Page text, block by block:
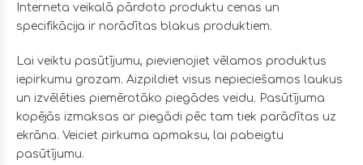
Interneta veikalā pārdoto produktu cenas un
specifikācija ir norādītas blakus produktiem.
Lai veiktu pasūtījumu, pievienojiet vēlamos produktus
iepirkumu grozam. Aizpildiet visus nepieciešamos laukus
un izvēlēties piemērotāko piegādes veidu. Pasūtījuma
kopējās izmaksas ar piegādi pēc tam tiek parādītas uz
ekrāna. Veiciet pirkuma apmaksu, lai pabeigtu
pasūtījumu.